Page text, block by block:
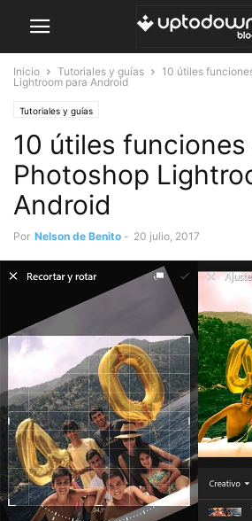
Inicio Tutoriales y guías
10 útiles
Lightroom para Android
Tutoriales y guías
10 útiles
Photoshop
Android
Por Nelson de Benito - 20 julio, 2017